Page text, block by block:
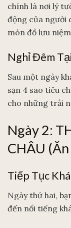
chính là nơi lý
động của người
món đồ lưu
Nghỉ Đêm
Sau một ngày
sạn 4 sao tiêu
cho những trải
Ngày 2:
CHÂU
Tiếp Tục
Ngày thứ hai,
đến nổi tiếng